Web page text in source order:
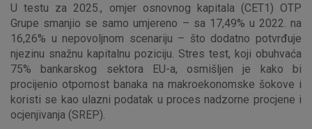
U testu za 2025., omjer osnovnog kapitala (CET1) OTP
Grupe smanjio se samo umjereno – sa 17,49% u 2022. na
16,26% u nepovoljnom scenariju – što dodatno potvrđuje
njezinu snažnu kapitalnu poziciju. Stres test, koji obuhvaća
75% bankarskog sektora EU-a, osmišljen je kako bi
procijenio otpornost banaka na makroekonomske šokove i
koristi se kao ulazni podatak u proces nadzorne procjene i
ocjenjivanja (SREP).